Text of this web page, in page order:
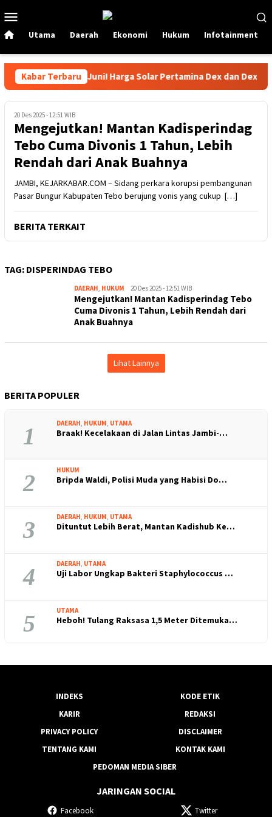
ke
konten
Mobile
Utama Daerah Ekonomi Hukum Infotainment
Kabar Terbaru
Gembira Per 1 Juni! Harga Solar Pertamina Dex dan Dexlite
20 Des 2025 - 12:51 WIB
Mengejutkan! Mantan Kadisperindag
Tebo Cuma Divonis 1 Tahun, Lebih
Rendah dari Anak Buahnya
JAMBI, KEJARKABAR.COM – Sidang perkara korupsi pembangunan
Pasar Bungur Kabupaten Tebo berujung vonis yang cukup […]
BERITA TERKAIT
TAG: DISPERINDAG TEBO
DAERAH, HUKUM Kejar
Kabar
20 Des 2025 - 12:51 WIB
Mengejutkan! Mantan Kadisperindag Tebo
Cuma Divonis 1 Tahun, Lebih Rendah dari
Anak Buahnya
Lihat Lainnya
BERITA POPULER
1 DAERAH, HUKUM, UTAMA
Braak! Kecelakaan di Jalan Lintas Jambi-…
2 HUKUM
Bripda Waldi, Polisi Muda yang Habisi Do…
3 DAERAH, HUKUM, UTAMA
Dituntut Lebih Berat, Mantan Kadishub Ke…
4 DAERAH, UTAMA
Uji Labor Ungkap Bakteri Staphylococcus …
5 UTAMA
Heboh! Tulang Raksasa 1,5 Meter Ditemuka…
INDEKS
KODE ETIK
KARIR
REDAKSI
PRIVACY POLICY
DISCLAIMER
TENTANG KAMI
KONTAK KAMI
PEDOMAN MEDIA SIBER
JARINGAN SOCIAL
Facebook Twitter